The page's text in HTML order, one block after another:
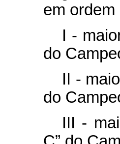
em
I -
do
II -
do
III -